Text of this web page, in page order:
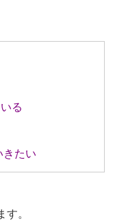
る
たい
。